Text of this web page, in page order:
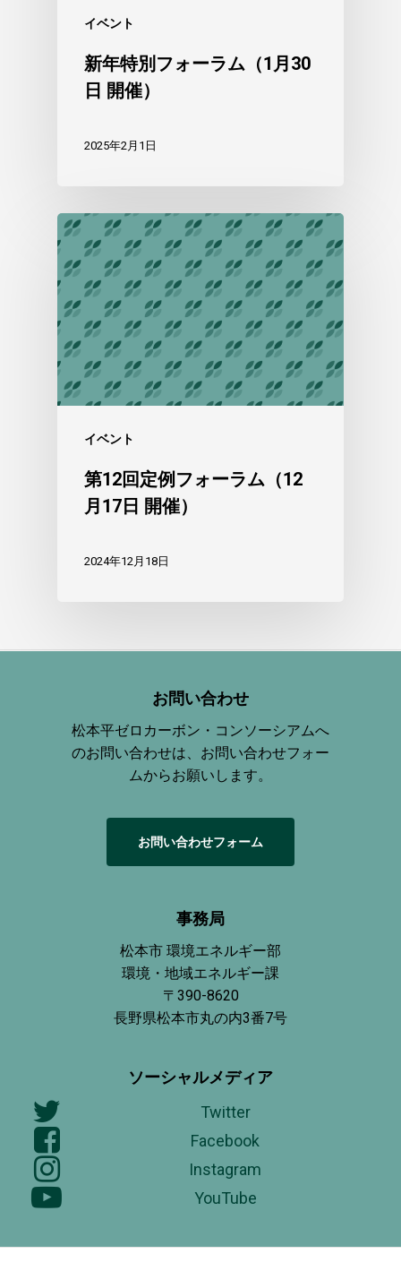
イベント
新年特別フォーラム（1月30
日 開催）
2025年2月1日
イベント
第12回定例フォーラム（12
月17日 開催）
2024年12月18日
お問い合わせ
松本平ゼロカーボン・コンソーシアムへ
のお問い合わせは、お問い合わせフォー
ムからお願いします。
お問い合わせフォーム
事務局
松本市 環境エネルギー部
環境・地域エネルギー課
〒390-8620
長野県松本市丸の内3番7号
ソーシャルメディア
Twitter
Facebook
Instagram
YouTube